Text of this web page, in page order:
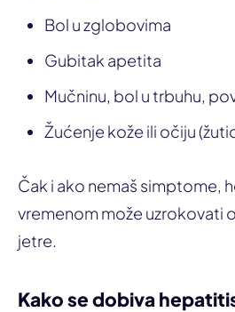
Bol u zglobovima
Gubitak apetita
Mučninu, bol u trbuhu,
Žućenje kože ili očiju
Čak i ako nemaš simptome,
vremenom može uzrokovati
jetre.
Kako se dobiva